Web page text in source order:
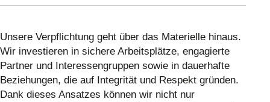
Unsere Verpflichtung geht über das Materielle hinaus.
Wir investieren in sichere Arbeitsplätze, engagierte
Partner und Interessengruppen sowie in dauerhafte
Beziehungen, die auf Integrität und Respekt gründen.
Dank dieses Ansatzes können wir nicht nur